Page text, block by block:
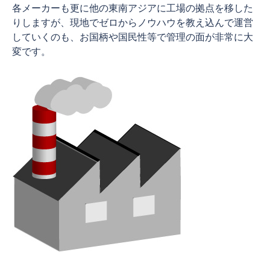
各メーカーも更に他の東南アジアに工場の拠点を移した
りしますが、現地でゼロからノウハウを教え込んで運営
していくのも、お国柄や国民性等で管理の面が非常に大
変です。